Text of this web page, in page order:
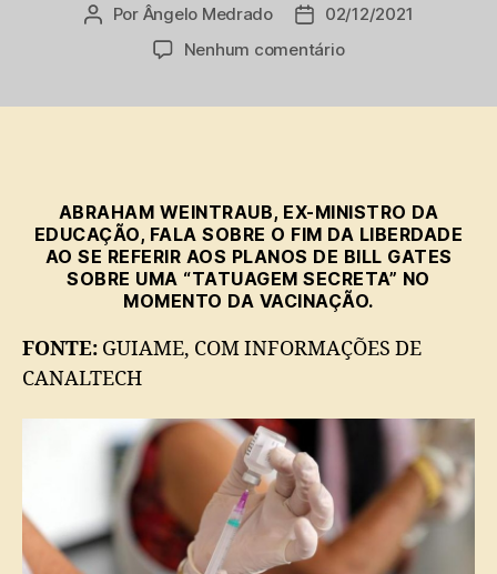
Autor
Por Ângelo Medrado
Data
de
02/12/2021
Nenhum comentárioem
substitui
carteira
de
vacinação
assunto
na
ABRAHAM WEINTRAUB, EX-MINISTRO DA
EDUCAÇÃO, FALA SOBRE O FIM DA LIBERDADE
AO SE REFERIR AOS PLANOS DE BILL GATES
SOBRE UMA “TATUAGEM SECRETA” NO
MOMENTO DA VACINAÇÃO.
FONTE: GUIAME, COM INFORMAÇÕES DE
CANALTECH